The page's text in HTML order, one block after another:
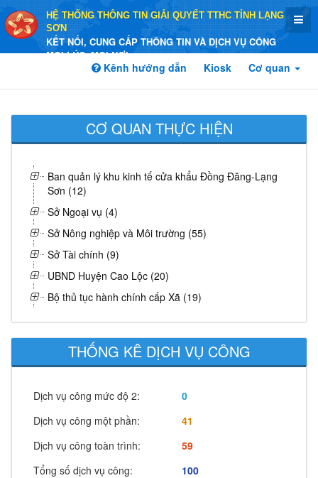
HỆ THỐNG THÔNG TIN GIẢI QUYẾT TTHC TỈNH LẠNG
SƠN
KẾT NỐI, CUNG CẤP THÔNG TIN VÀ DỊCH VỤ CÔNG
MỌI LÚC, MỌI NƠI
Kênh hướng dẫn Kiosk Cơ quan
CƠ QUAN THỰC HIỆN
Ban quản lý khu kinh tế cửa khẩu Đồng Đăng-Lạng
Sơn (12)
Sở Ngoại vụ (4)
Sở Nông nghiệp và Môi trường (55)
Sở Tài chính (9)
UBND Huyện Cao Lộc (20)
Bộ thủ tục hành chính cấp Xã (19)
THỐNG KÊ DỊCH VỤ CÔNG
Dịch vụ công mức độ 2:
0
Dịch vụ công một phần:
41
Dịch vụ công toàn trình:
59
Tổng số dịch vụ công:
100